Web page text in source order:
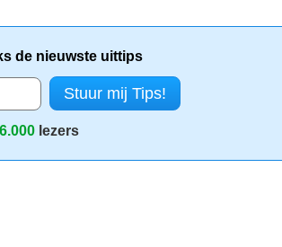
de nieuwste uittips
lezers